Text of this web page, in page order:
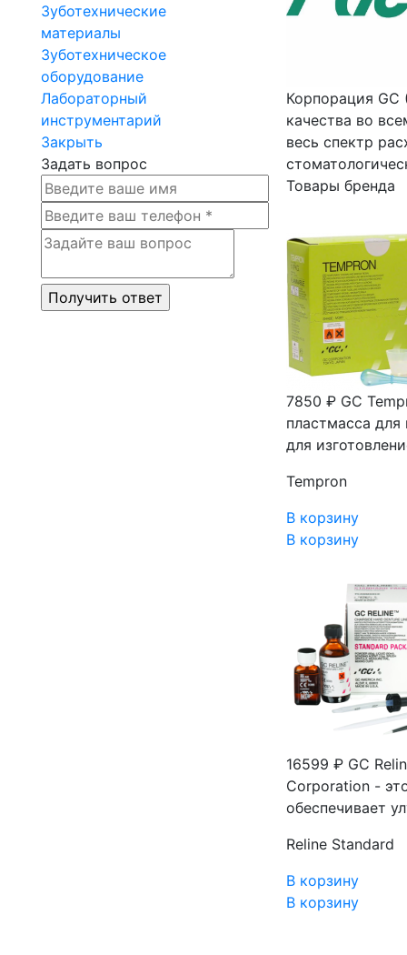
Зуботехнические
материалы
Зуботехническое
оборудование
Лабораторный
инструментарий
Закрыть
Задать вопрос
Корпорация
качества во
весь спектр
Товары бренда
7850 ₽ GC
пластмасса
для
Tempron
В корзину
В корзину
16599 ₽ GC
Corporation -
обеспечивает
Reline Standard
В корзину
В корзину